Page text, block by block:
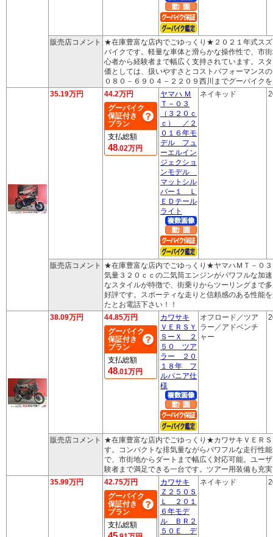
販売店コメント
★在庫豊富な店内でごゆっくり★２０２１年式ス
バイクです。軽量な車体と滑らかな操作性で、市
心者から経験者まで幅広く支持されています。ス
価としては、扱いやすさとコストパフォーマンス
０８０－６９０４－２２０９西川までグーバイク
35.19万円
44.2万円
グーバイク
保証付き
プラン
支払総額
48.02万円
ヤマハ Ｍ
Ｔ－０３
（３２０ｃ
ｃ） ／２
０１６年モ
デル フュ
ーエルイン
ジェクショ
ンモデル
マットシル
バー１ Ｌ
ＥＤテール
ライト
ネイキッド
販売店コメント
★在庫豊富な店内でごゆっくり★ヤマハＭＴ－０
気量３２０ｃｃの二気筒エンジンがパワフルな加
なスタイルが特徴で、街乗りからツーリングまで
好評です。スポーティな走りと信頼感のある性能
たとお電話下さい！！
38.09万円
44.85万円
グーバイク
保証付き
プラン
支払総額
48.01万円
カワサキ
ＶＥＲＳＹ
ＳーＸ ２
５０ ツア
ラー ２０
１８年 フ
ルパニア仕
様
オフロード／ツア
ラー／アドベンチ
ャー
販売店コメント
★在庫豊富な店内でごゆっくり★カワサキＶＥＲ
す。コンパクトな排気量ながらパワフルな走行性
で、市街地からダートまで幅広く対応可能。ユー
験者まで満足できる一台です。ツアー用装備も充
35.99万円
42.75万円
グーバイク
保証付き
プラン
支払総額
カワサキ
Ｚ２５０Ｓ
Ｌ ２０１
６年モデ
ル ＢＲ２
５０Ｅ デ
ネイキッド